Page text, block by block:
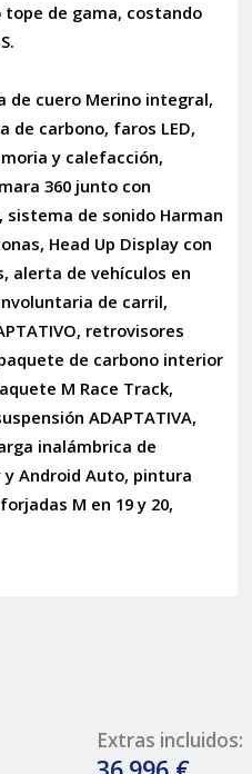
de gama, costando
de cuero Merino integral,
de carbono, faros LED,
y calefacción,
360 junto con
de sonido Harman
Head Up Display con
alerta de vehículos en
de carril,
retrovisores
de carbono interior
M Race Track,
ADAPTATIVA,
inalámbrica de
y Android Auto, pintura
M en 19 y 20,
Extras incluidos: